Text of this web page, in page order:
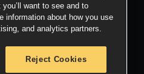
want to see and to
information about how you use
and analytics partners.
Reject Cookies